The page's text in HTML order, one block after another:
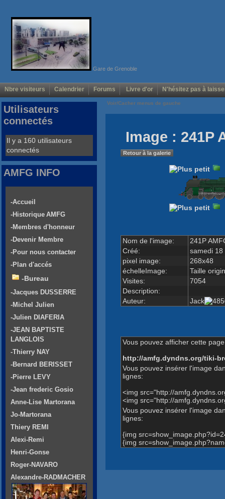
Gare de Grenoble
Nbre visiteurs Calendrier Forums Livre d'or N'hésitez pas à
Voir/Cacher menus de gauche
Image : 241P
Retour à la galerie
Nom de l'image:
241P
Créé:
samedi 18
pixel image:
268x48
échelleImage:
Taille
Visites:
7054
Description:
Auteur:
Jack
Vous pouvez afficher cette
http://amfg.dyndns.org/tiki-
Vous pouvez insérer l'image
lignes:
<img src="http://
<img src="http://
Vous pouvez insérer l'image
lignes:
{img
{img
Utilisateurs
connectés
Il y a 160 utilisateurs
connectés
AMFG INFO
-Accueil
-Historique AMFG
-Membres d'honneur
-Devenir Membre
-Pour nous contacter
-Plan d'accés
-Bureau
-Jacques DUSSERRE
-Michel Julien
-Julien DIAFERIA
-JEAN BAPTISTE
LANGLOIS
-Thierry NAY
-Bernard BERISSET
-Pierre LEVY
-Jean frederic Gosio
Anne-Lise Martorana
Jo-Martorana
Thiery REMI
Alexi-Remi
Henri-Gonse
Roger-NAVARO
Alexandre-RADMACHER